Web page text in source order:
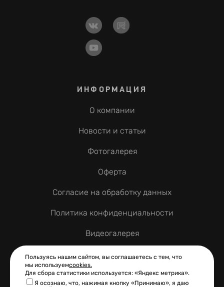
ИНФОРМАЦИЯ
О компании
Новости и статьи
Фотогалерея
Оферта
Согласие на обработку данных
Политика конфиденциальности
Видеогалерея
Контакты
Пользуясь нашим сайтом, вы соглашаетесь с тем, что
мы используемcookies.
Для сбора статистики используется: «Яндекс метрика».
Я осознаю, что, нажимая кнопку «Принимаю», я даю